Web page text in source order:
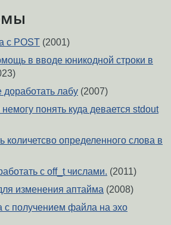
с POST (2001)
в вводе юникодной строки в
доработать лабу (2007)
понять куда девается stdout
количетсво определенного слова в
с off_t числами. (2011)
изменения аптайма (2008)
с получением файла на эхо